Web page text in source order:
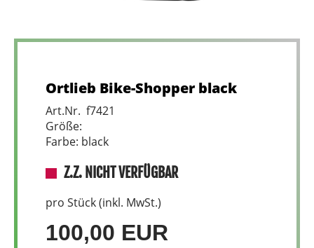
Ortlieb Bike-Shopper black
Art.Nr. f7421
Größe:
Farbe: black
Z.Z. NICHT VERFÜGBAR
pro Stück (inkl. MwSt.)
100,00 EUR